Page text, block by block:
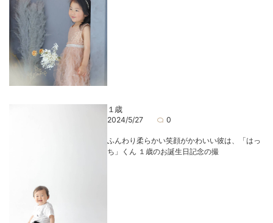
１歳
2024/5/27 0
ふんわり柔らかい笑顔がかわいい彼は、「はっ
ち」くん １歳のお誕生日記念の撮